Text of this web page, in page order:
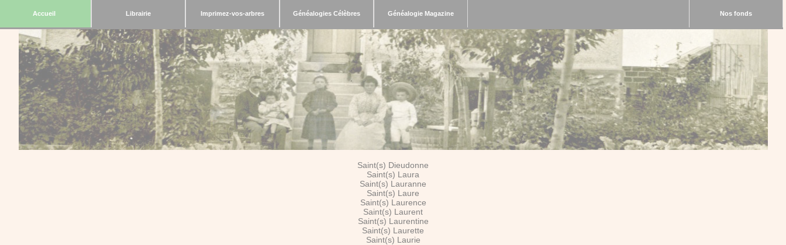
Accueil Librairie Imprimez-vos-arbres Généalogies Célèbres Généalogie Magazine Nos fonds
Saint(s) Dieudonne
Saint(s) Laura
Saint(s) Lauranne
Saint(s) Laure
Saint(s) Laurence
Saint(s) Laurent
Saint(s) Laurentine
Saint(s) Laurette
Saint(s) Laurie